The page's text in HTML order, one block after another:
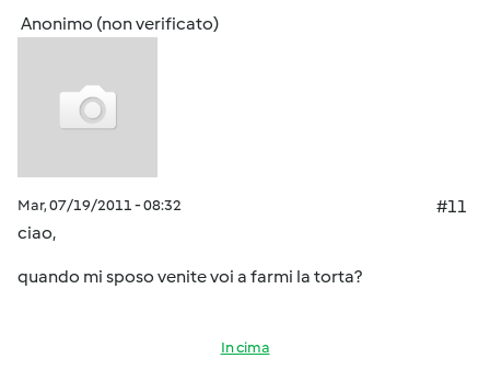
Anonimo (non verificato)
Mar, 07/19/2011 - 08:32
#11
ciao,
quando mi sposo venite voi a farmi la torta?
In cima